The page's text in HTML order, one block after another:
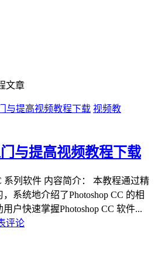
文章
视频教
与提高视频教程下载
系列软件 内容简介： 本教程通过精
系统地介绍了Photoshop CC 的相
户快速掌握Photoshop CC 软件...
评论